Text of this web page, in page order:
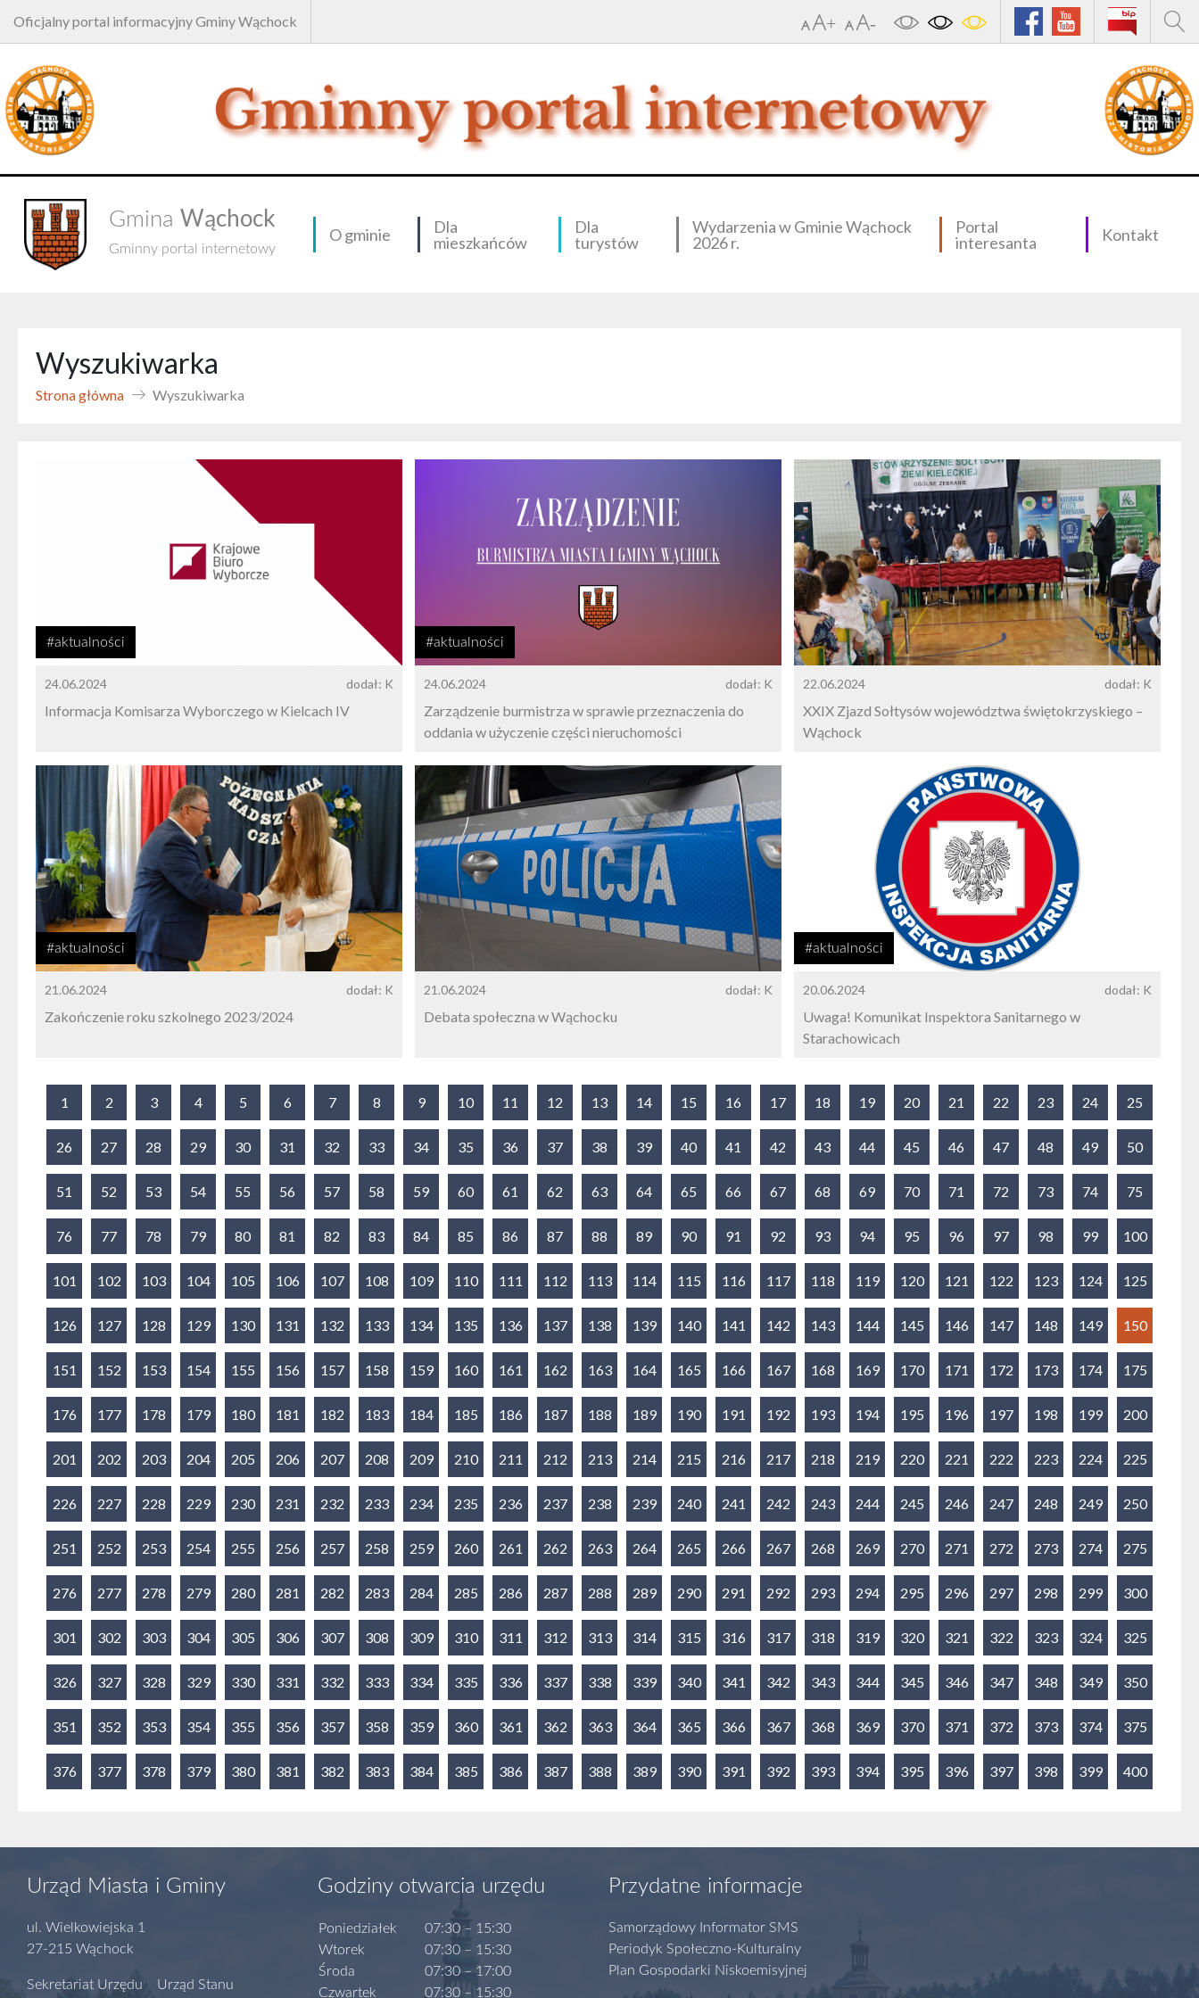
Oficjalny portal informacyjny Gminy Wąchock
Gmina Wąchock
Gminny portal internetowy
O gminie
Dla
mieszkańców
Dla
turystów
Wydarzenia w Gminie Wąchock
2026 r.
Portal
interesanta
Kontakt
Wyszukiwarka
Strona główna Wyszukiwarka
#aktualności
24.06.2024 dodał: K
Informacja Komisarza Wyborczego w Kielcach IV
#aktualności
24.06.2024 dodał: K
Zarządzenie burmistrza w sprawie przeznaczenia do
oddania w użyczenie części nieruchomości
22.06.2024 dodał: K
XXIX Zjazd Sołtysów województwa świętokrzyskiego –
Wąchock
#aktualności
21.06.2024 dodał: K
Zakończenie roku szkolnego 2023/2024
21.06.2024 dodał: K
Debata społeczna w Wąchocku
#aktualności
20.06.2024 dodał: K
Uwaga! Komunikat Inspektora Sanitarnego w
Starachowicach
1 2 3 4 5 6 7 8 9 10 11 12 13 14 15 16 17 18 19 20 21 22 23 24 25
26 27 28 29 30 31 32 33 34 35 36 37 38 39 40 41 42 43 44 45 46 47 48 49 50
51 52 53 54 55 56 57 58 59 60 61 62 63 64 65 66 67 68 69 70 71 72 73 74 75
76 77 78 79 80 81 82 83 84 85 86 87 88 89 90 91 92 93 94 95 96 97 98 99 100
101 102 103 104 105 106 107 108 109 110 111 112 113 114 115 116 117 118 119 120 121 122 123 124 125
126 127 128 129 130 131 132 133 134 135 136 137 138 139 140 141 142 143 144 145 146 147 148 149 150
151 152 153 154 155 156 157 158 159 160 161 162 163 164 165 166 167 168 169 170 171 172 173 174 175
176 177 178 179 180 181 182 183 184 185 186 187 188 189 190 191 192 193 194 195 196 197 198 199 200
201 202 203 204 205 206 207 208 209 210 211 212 213 214 215 216 217 218 219 220 221 222 223 224 225
226 227 228 229 230 231 232 233 234 235 236 237 238 239 240 241 242 243 244 245 246 247 248 249 250
251 252 253 254 255 256 257 258 259 260 261 262 263 264 265 266 267 268 269 270 271 272 273 274 275
276 277 278 279 280 281 282 283 284 285 286 287 288 289 290 291 292 293 294 295 296 297 298 299 300
301 302 303 304 305 306 307 308 309 310 311 312 313 314 315 316 317 318 319 320 321 322 323 324 325
326 327 328 329 330 331 332 333 334 335 336 337 338 339 340 341 342 343 344 345 346 347 348 349 350
351 352 353 354 355 356 357 358 359 360 361 362 363 364 365 366 367 368 369 370 371 372 373 374 375
376 377 378 379 380 381 382 383 384 385 386 387 388 389 390 391 392 393 394 395 396 397 398 399 400
Urząd Miasta i Gminy
ul. Wielkowiejska 1
27-215 Wąchock
Sekretariat Urzędu Urząd Stanu
Godziny otwarcia urzędu
Poniedziałek
Wtorek
Środa
Czwartek
07:30 – 15:30
07:30 – 15:30
07:30 – 17:00
07:30 – 15:30
Przydatne informacje
Samorządowy Informator SMS
Periodyk Społeczno-Kulturalny
Plan Gospodarki Niskoemisyjnej